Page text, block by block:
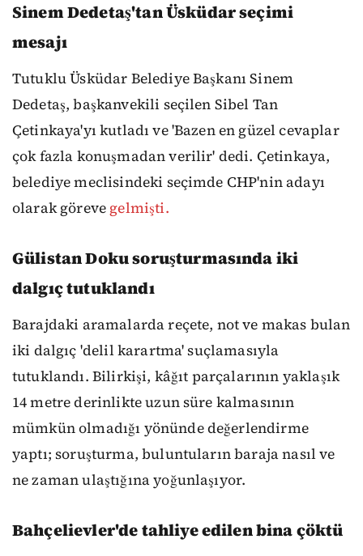
Sinem Dedetaş'tan Üsküdar seçimi
mesajı
Tutuklu Üsküdar Belediye Başkanı Sinem
Dedetaş, başkanvekili seçilen Sibel Tan
Çetinkaya'yı kutladı ve 'Bazen en güzel cevaplar
çok fazla konuşmadan verilir' dedi. Çetinkaya,
belediye meclisindeki seçimde CHP'nin adayı
olarak göreve gelmişti.
Gülistan Doku soruşturmasında iki
dalgıç tutuklandı
Barajdaki aramalarda reçete, not ve makas bulan
iki dalgıç 'delil karartma' suçlamasıyla
tutuklandı. Bilirkişi, kâğıt parçalarının yaklaşık
14 metre derinlikte uzun süre kalmasının
mümkün olmadığı yönünde değerlendirme
yaptı; soruşturma, buluntuların baraja nasıl ve
ne zaman ulaştığına yoğunlaşıyor.
Bahçelievler'de tahliye edilen bina çöktü